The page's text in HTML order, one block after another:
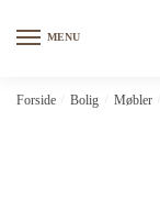
MENU
Forside Bolig Møbler